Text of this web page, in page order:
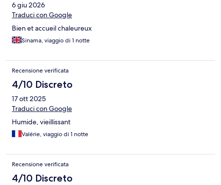
6 giu 2026
Traduci con Google
Bien et accueil chaleureux
Sinama, viaggio di 1 notte
Recensione verificata
4/10 Discreto
17 ott 2025
Traduci con Google
Humide, vieillissant
Valérie, viaggio di 1 notte
Recensione verificata
4/10 Discreto